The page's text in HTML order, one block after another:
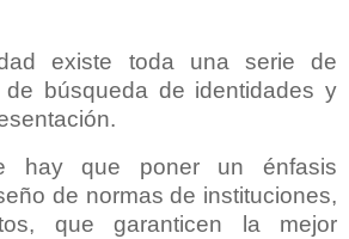
existe toda una serie de
de búsqueda de identidades y
hay que poner un énfasis
de normas de instituciones,
que garanticen la mejor